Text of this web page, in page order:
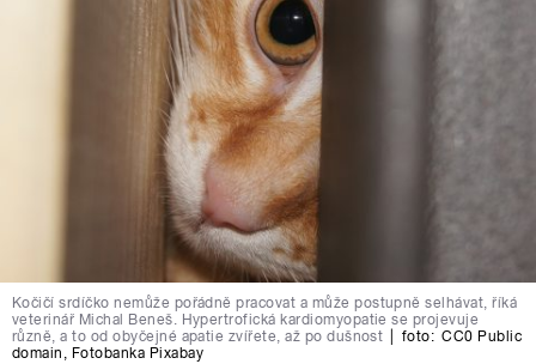
Kočičí srdíčko nemůže pořádně pracovat a může postupně selhávat, říká
veterinář Michal Beneš. Hypertrofická kardiomyopatie se projevuje
různě, a to od obyčejné apatie zvířete, až po dušnost
foto: CC0 Public
domain , Fotobanka Pixabay